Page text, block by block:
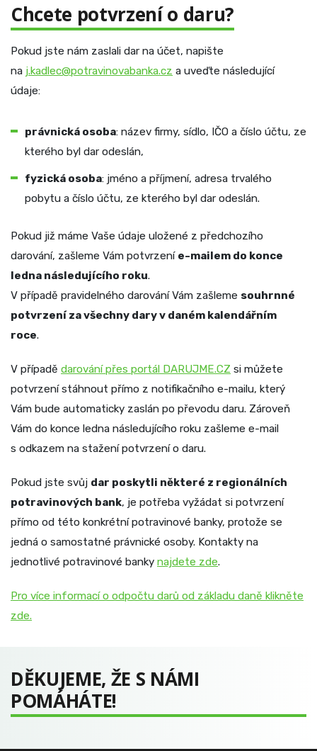
Chcete potvrzení o daru?
Pokud jste nám zaslali dar na účet, napište
na j.kadlec@potravinovabanka.cz a uveďte následující
údaje:
právnická osoba: název firmy, sídlo, IČO a číslo účtu, ze
kterého byl dar odeslán,
fyzická osoba: jméno a příjmení, adresa trvalého
pobytu a číslo účtu, ze kterého byl dar odeslán.
Pokud již máme Vaše údaje uložené z předchozího
darování, zašleme Vám potvrzení e-mailem do konce
ledna následujícího roku.
V případě pravidelného darování Vám zašleme souhrnné
potvrzení za všechny dary v daném kalendářním
roce.
V případě darování přes portál DARUJME.CZ si můžete
potvrzení stáhnout přímo z notifikačního e-mailu, který
Vám bude automaticky zaslán po převodu daru. Zároveň
Vám do konce ledna následujícího roku zašleme e-mail
s odkazem na stažení potvrzení o daru.
Pokud jste svůj dar poskytli některé z regionálních
potravinových bank, je potřeba vyžádat si potvrzení
přímo od této konkrétní potravinové banky, protože se
jedná o samostatné právnické osoby. Kontakty na
jednotlivé potravinové banky najdete zde.
Pro více informací o odpočtu darů od základu daně klikněte
zde.
DĚKUJEME, ŽE S NÁMI
POMÁHÁTE!